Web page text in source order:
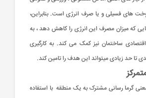
های فسیلی و یا صرف انرژی است. بنابراین،
که میزان مصرف این انرژی را کاهش دهد ، به
ساختمان نیز کمک می کند. به کارگیری
تا حد زیادی میتواند این هدف را تامین کند.
گرما رسانی مشترک به یک منطقه با استفاده